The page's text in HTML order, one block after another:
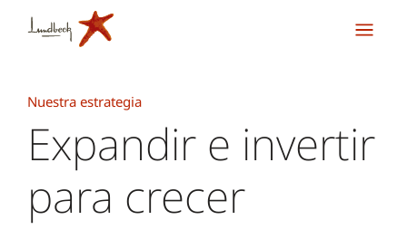
Nuestra estrategia
Expandir e invertir
para crecer